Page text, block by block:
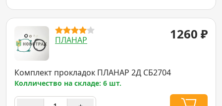
ПЛАНАР 1260 ₽
Комплект прокладок ПЛАНАР 2Д СБ2704
Колличество на складе: 6 шт.